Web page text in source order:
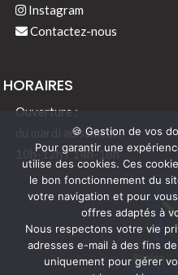
Instagram
Contactez-nous
HORAIRES
Ouverture :
du mardi au samedi :
10h-12h / 14h-18h
🍪 Gestion de vos
Pour garantir une
utilise des cookies. Ces
le bon fonctionnement du
votre navigation et pour
offres adaptés à
Nous respectons votre vie
adresses e-mail à des fins
uniquement pour gérer